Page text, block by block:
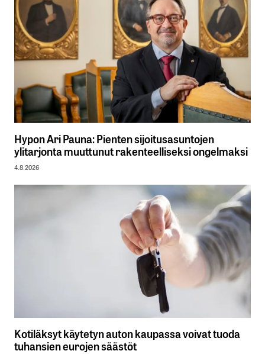
Hypon Ari Pauna: Pienten sijoitusasuntojen
ylitarjonta muuttunut rakenteelliseksi ongelmaksi
4.8.2026
Kotiläksyt käytetyn auton kaupassa voivat tuoda
tuhansien eurojen säästöt